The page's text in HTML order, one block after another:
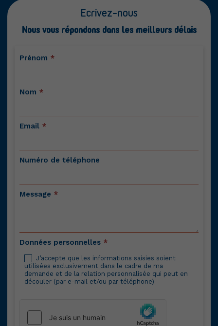
Ecrivez-nous
Nous vous répondons dans les meilleurs délais
Contactez-
Prénom *
Nom *
Email *
Numéro de téléphone
Message *
Données personnelles *
J’accepte que les informations saisies soient
utilisées exclusivement dans le cadre de ma
demande et de la relation personnalisée qui peut en
découler (par e-mail et/ou par téléphone)